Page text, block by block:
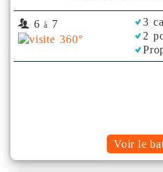
6 à 7
3
2
Voir le